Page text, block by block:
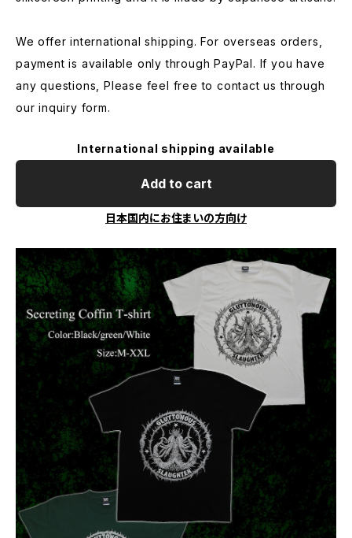
We offer international shipping. For overseas orders,
payment is available only through PayPal. If you have
any questions, Please feel free to contact us through
our inquiry form.
International shipping available
Add to cart
日本国内にお住まいの方向け